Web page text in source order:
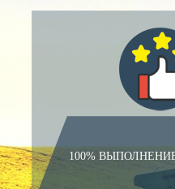
100%